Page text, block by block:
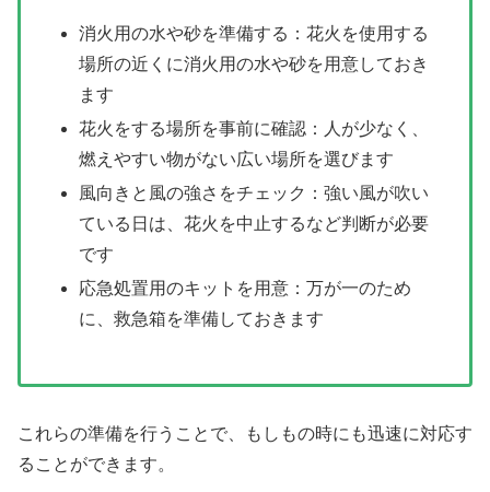
消火用の水や砂を準備する：花火を使用する
場所の近くに消火用の水や砂を用意しておき
ます
花火をする場所を事前に確認：人が少なく、
燃えやすい物がない広い場所を選びます
風向きと風の強さをチェック：強い風が吹い
ている日は、花火を中止するなど判断が必要
です
応急処置用のキットを用意：万が一のため
に、救急箱を準備しておきます
これらの準備を行うことで、もしもの時にも迅速に対応す
ることができます。